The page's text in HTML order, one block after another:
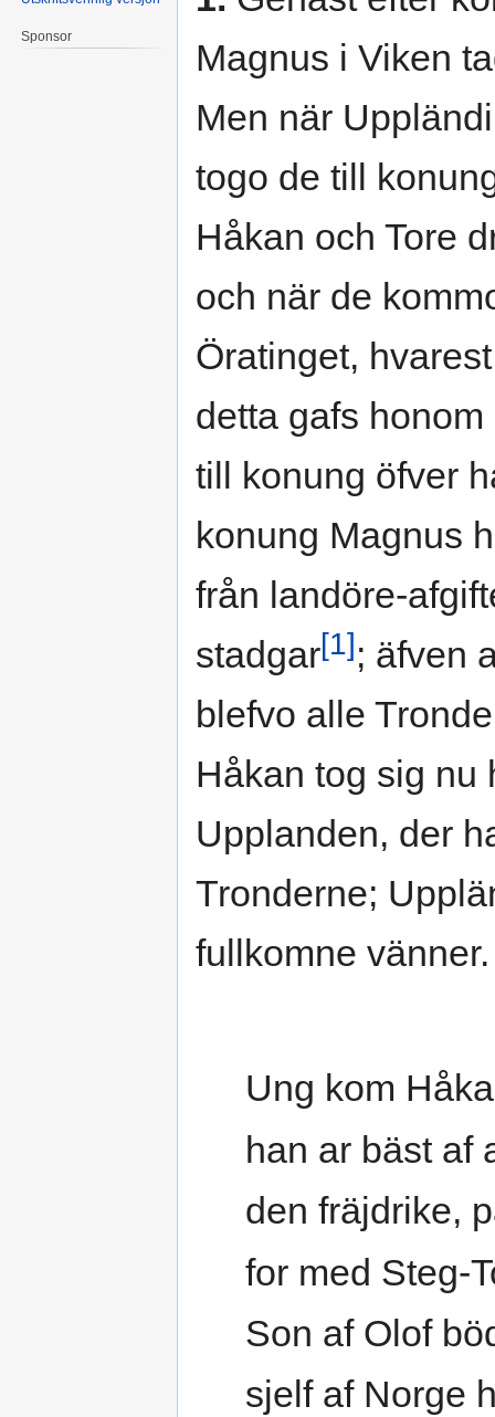
Magnus i Viken
Men när
togo de till
Håkan och Tore
och när de
Öratinget,
detta gafs
till konung öfver
konung Magnus
från landöre-
stadgar[1]; äfven
blefvo alle
Håkan tog sig nu
Upplanden, der
Tronderne;
fullkomne
Ung kom
han ar bäst af
den fräjdrike,
for med Steg-
Son af Olof
sjelf af Norge
Sponsor